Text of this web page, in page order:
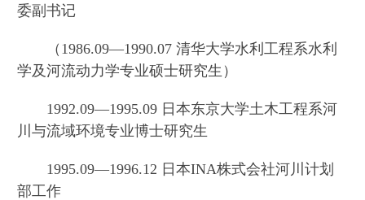
委副书记
（1986.09—1990.07 清华大学水利工程系水利
学及河流动力学专业硕士研究生）
1992.09—1995.09 日本东京大学土木工程系河
川与流域环境专业博士研究生
1995.09—1996.12 日本INA株式会社河川计划
部工作